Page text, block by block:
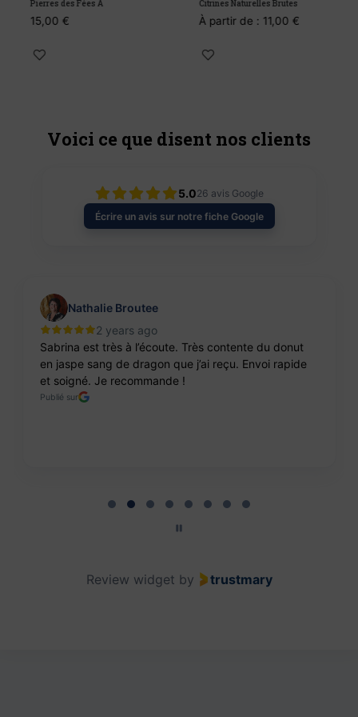
Pierres des Fées A
15,00€
Citrines Naturelles Brutes
À partir de :11,00€
Voici ce que disent nos clients
5.026 avis Google
Écrire un avis sur notre fiche Google
Nathalie Broutee
2 years ago
Sabrina est très à l’écoute. Très contente du donut
en jaspe sang de dragon que j’ai reçu. Envoi rapide
et soigné. Je recommande !
Publié sur
Review widget by trustmary